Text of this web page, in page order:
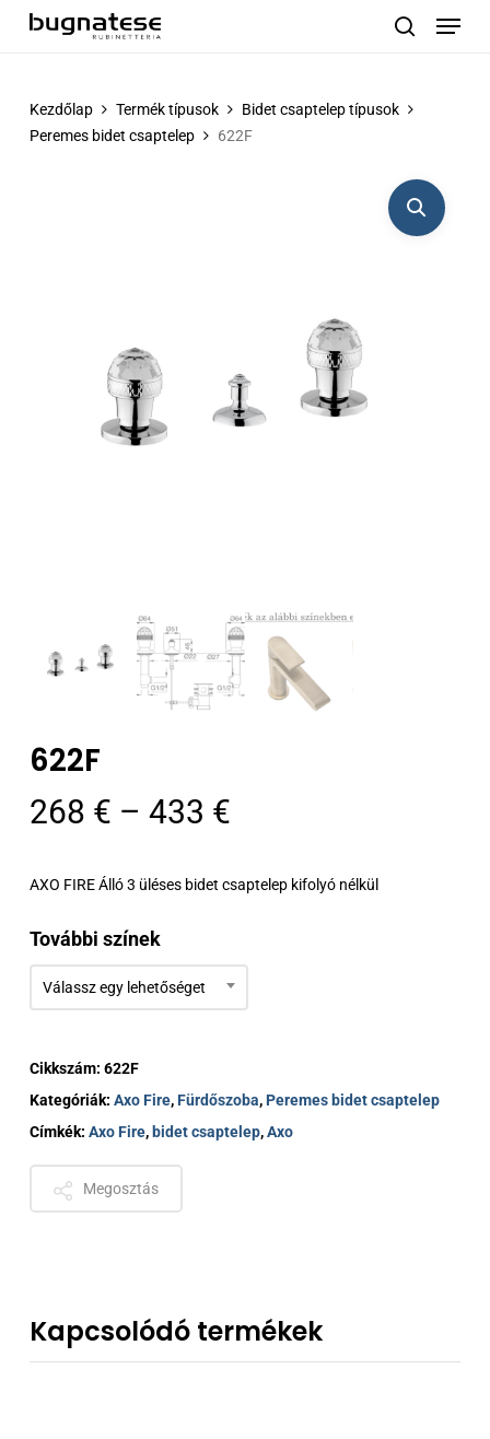
Menu
Kezdőlap Termék típusok
Bidet csaptelep típusok
Peremes bidet csaptelep
622F
622F
268 € – 433 €Ártartomány:
-
AXO FIRE Álló 3 üléses bidet csaptelep kifolyó nélkül
További színek
Válassz egy lehetőséget
Cikkszám: 622F
Kategóriák: Axo Fire,Fürdőszoba,Peremes bidet csaptelep
Címkék: Axo Fire,bidet csaptelep,Axo
Megosztás
Kapcsolódó termékek